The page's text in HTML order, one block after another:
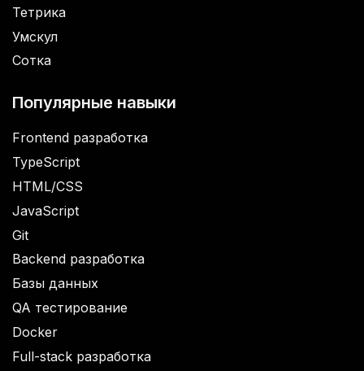
Тетрика
Умскул
Сотка
Популярные навыки
Frontend разработка
TypeScript
HTML/CSS
JavaScript
Git
Backend разработка
Базы данных
QA тестирование
Docker
Full-stack разработка